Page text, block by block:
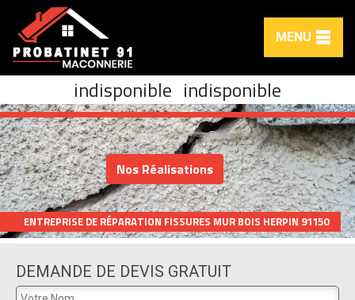
MENU
indisponible indisponible
Nos Réalisations
ENTREPRISE DE RÉPARATION FISSURES MUR BOIS HERPIN 91150
DEMANDE DE DEVIS GRATUIT